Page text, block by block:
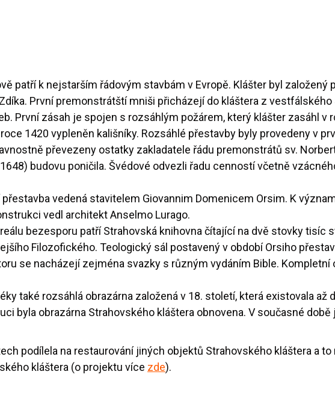
patří k nejstarším řádovým stavbám v Evropě. Klášter byl založený
První premonstrátští mniši přicházejí do kláštera z
První zásah je spojen s rozsáhlým požárem, který klášter zasáhl v
1420 vypleněn kališníky. Rozsáhlé přestavby byly provedeny v
převezeny ostatky zakladatele řádu premonstrátů sv.
budovu poničila. Švédové odvezli řadu cenností včetně
vedená stavitelem Giovannim Domenicem Orsim. K
vedl architekt Anselmo Lurago.
bezesporu patří Strahovská knihovna čítající na dvě stovky tisíc
Filozofického. Teologický sál postavený v období Orsiho
se nacházejí zejména svazky s různým vydáním Bible. Kompletní
také rozsáhlá obrazárna založená v 18. století, která existovala
byla obrazárna Strahovského kláštera obnovena. V současné
podílela na restaurování jiných objektů Strahovského kláštera a
kláštera (o projektu více zde).